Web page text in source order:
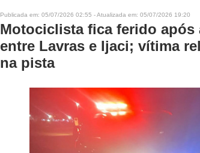
Publicada em: 05/07/2026 02:55 - Atualizada em: 05/07/2026 19:20
Motociclista fica ferido após
entre Lavras e Ijaci; vítima
na pista